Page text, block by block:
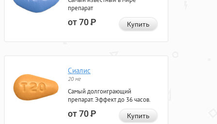
препарат
от 70Р Купить
Сиалис
20 мг
Самый долгоиграющий
препарат. Эффект до 36 часов.
от 70Р Купить